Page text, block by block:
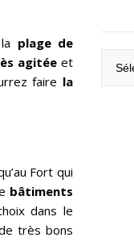
plage de
agitée et
faire la
Fort qui
bâtiments
dans le
très bons